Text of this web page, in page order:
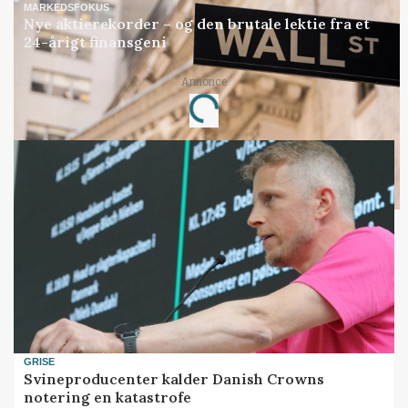
MARKEDSFOKUS
Nye aktierekorder – og den brutale lektie fra et
24-årigt finansgeni
Annonce
Loading...
GRISE
Svineproducenter kalder Danish Crowns
notering en katastrofe